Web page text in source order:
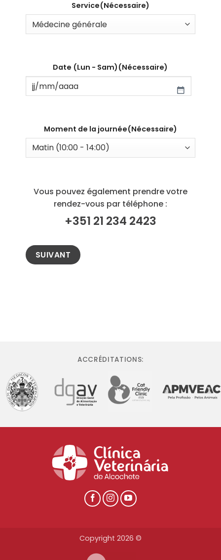
Service(Nécessaire)
Date (Lun - Sam) (Nécessaire)
JJ
slash
AAAA
Moment de la journée(Nécessaire)
Vous pouvez également prendre votre
rendez-vous par téléphone :
+351 21 234 2423
ACCRÉDITATIONS:
Copyright 2026 ©